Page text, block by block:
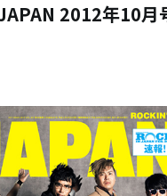
2012年10月